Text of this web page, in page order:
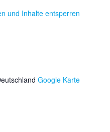
Google Karte
und Inhalte entsperren